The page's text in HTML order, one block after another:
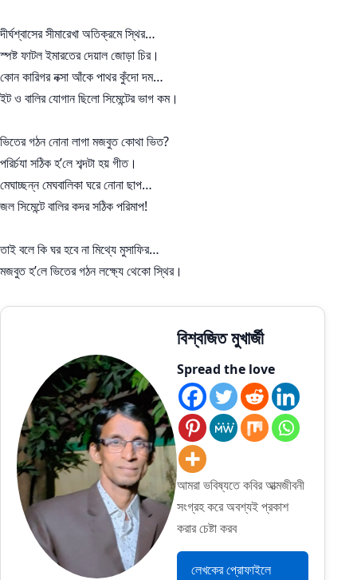
দীর্ঘশ্বাসের সীমারেখা অতিক্রমে স্থির…
স্পষ্ট ফাটল ইমারতের দেয়াল জোড়া চির।
কোন কারিগর নক্সা আঁকে পাথর কুঁদো দম…
ইট ও বালির যোগান ছিলো সিমেন্টের ভাগ কম।
ভিতের গঠন নোনা লাগা মজবুত কোথা ভিত?
পরির্চযা সঠিক হ’লে শব্দটা হয় গীত।
মেঘাচ্ছন্ন মেঘবালিকা ঘরে নোনা ছাপ…
জল সিমেন্টে বালির কদর সঠিক পরিমাপ!
তাই বলে কি ঘর হবে না মিথ্যে মুসাফির…
মজবুত হ’লে ভিতের গঠন লক্ষ্যে থেকো স্থির।
বিশ্বজিত মুখার্জী
Spread the love
আমরা ভবিষ্যতে কবির আত্মজীবনী
সংগ্রহ করে অবশ্যই প্রকাশ
করার চেষ্টা করব
লেখকের প্রোফাইলে